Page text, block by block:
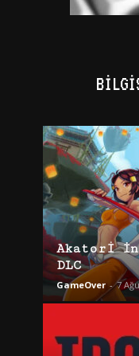
Akatori
DLC
GameOver - 7